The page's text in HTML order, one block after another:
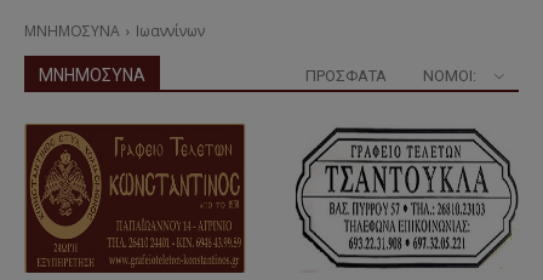
ΜΝΗΜΟΣΥΝΑ Ιωαννίνων
ΜΝΗΜΟΣΥΝΑ ΠΡΟΣΦΑΤΑ ΝΟΜΟΊ: